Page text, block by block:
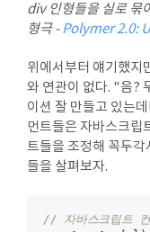
div 인형들을 실로 묶
형극 -Polymer 2.0:
위에서부터 얘기했지
와 연관이 없다. "음?
이션 잘 만들고 있는
먼트들은 자바스크립
트들을 조정해 꼭두각
들을 살펴보자.
// 자바스크립트